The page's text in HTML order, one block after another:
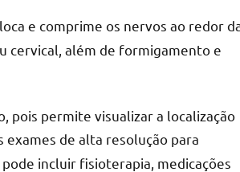
e comprime os nervos ao redor
cervical, além de formigamento e
pois permite visualizar a localização
exames de alta resolução para
incluir fisioterapia, medicações